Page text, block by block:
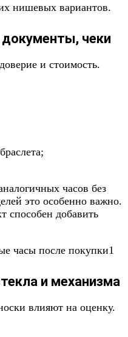
нишевых вариантов.
чеки
и стоимость.
часов без
это особенно важно.
способен добавить
и механизма
влияют на оценку.